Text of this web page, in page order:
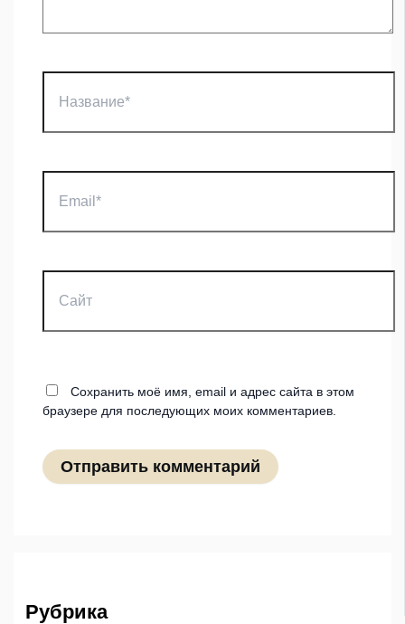
Сохранить моё имя, email и адрес сайта в этом
браузере для последующих моих комментариев.
Рубрика